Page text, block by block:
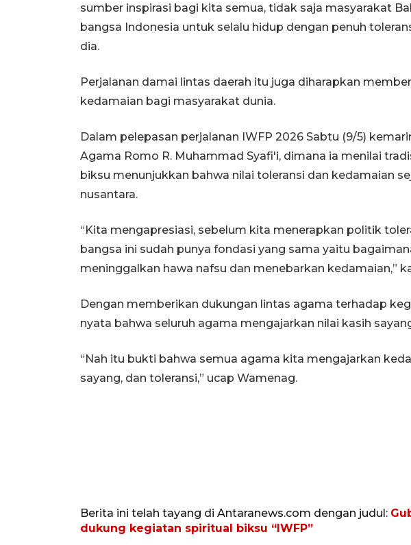
sumber inspirasi bagi kita semua, tidak saja masyarakat
bangsa Indonesia untuk selalu hidup dengan penuh
dia.
Perjalanan damai lintas daerah itu juga diharapkan
kedamaian bagi masyarakat dunia.
Dalam pelepasan perjalanan IWFP 2026 Sabtu (9/5)
Agama Romo R. Muhammad Syafi'i, dimana ia menilai
biksu menunjukkan bahwa nilai toleransi dan kedamaian
nusantara.
“Kita mengapresiasi, sebelum kita menerapkan politik
bangsa ini sudah punya fondasi yang sama yaitu
meninggalkan hawa nafsu dan menebarkan kedamaian,”
Dengan memberikan dukungan lintas agama terhadap
nyata bahwa seluruh agama mengajarkan nilai kasih
“Nah itu bukti bahwa semua agama kita mengajarkan
sayang, dan toleransi,” ucap Wamenag.
Berita ini telah tayang di Antaranews.com dengan judul:
dukung kegiatan spiritual biksu “IWFP”
Bea